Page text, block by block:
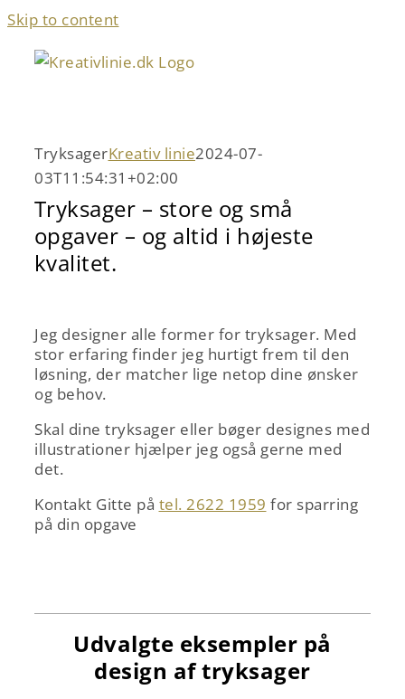
Skip to content
TryksagerKreativ linie2024-07-
03T11:54:31+02:00
Tryksager – store og små
opgaver – og altid i højeste
kvalitet.
Jeg designer alle former for tryksager. Med
stor erfaring finder jeg hurtigt frem til den
løsning, der matcher lige netop dine ønsker
og behov.
Skal dine tryksager eller bøger designes med
illustrationer hjælper jeg også gerne med
det.
Kontakt Gitte på tel. 2622 1959 for sparring
på din opgave
Udvalgte eksempler på
design af tryksager